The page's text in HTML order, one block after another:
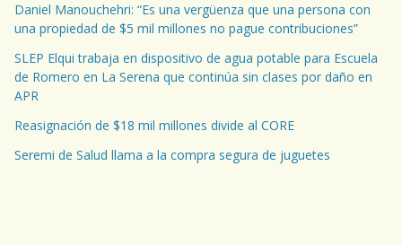
Daniel Manouchehri: “Es una vergüenza que una persona con
una propiedad de $5 mil millones no pague contribuciones”
SLEP Elqui trabaja en dispositivo de agua potable para Escuela
de Romero en La Serena que continúa sin clases por daño en
APR
Reasignación de $18 mil millones divide al CORE
Seremi de Salud llama a la compra segura de juguetes